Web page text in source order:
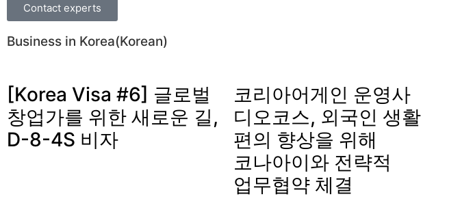
Contact experts
Business in Korea(Korean)
[Korea Visa #6] 글로벌
창업가를 위한 새로운 길,
D-8-4S 비자
코리아어게인 운영사
디오코스, 외국인 생활
편의 향상을 위해
코나아이와 전략적
업무협약 체결